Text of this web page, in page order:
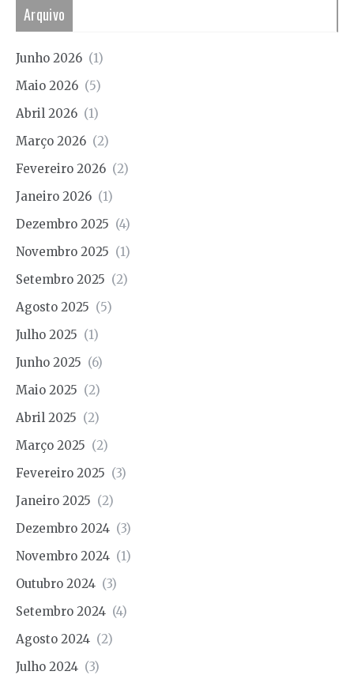
Arquivo
Junho 2026 (1)
Maio 2026 (5)
Abril 2026 (1)
Março 2026 (2)
Fevereiro 2026 (2)
Janeiro 2026 (1)
Dezembro 2025 (4)
Novembro 2025 (1)
Setembro 2025 (2)
Agosto 2025 (5)
Julho 2025 (1)
Junho 2025 (6)
Maio 2025 (2)
Abril 2025 (2)
Março 2025 (2)
Fevereiro 2025 (3)
Janeiro 2025 (2)
Dezembro 2024 (3)
Novembro 2024 (1)
Outubro 2024 (3)
Setembro 2024 (4)
Agosto 2024 (2)
Julho 2024 (3)